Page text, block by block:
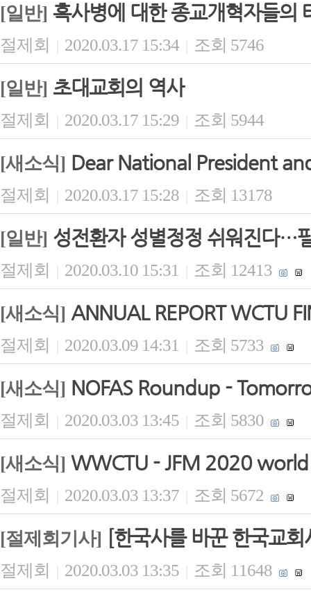
[일반] 흑사병에 대한 종교개혁자들의
절제회 | 2020.03.17 15:34 | 조회 5746
[일반] 초대교회의 역사
절제회 | 2020.03.17 15:29 | 조회 5944
[새소식] Dear National President
절제회 | 2020.03.17 15:28 | 조회 13178
[일반] 성전환자 성별정정 쉬워진다…
절제회 | 2020.03.10 15:31 | 조회 12413
[새소식] ANNUAL REPORT WCTU
절제회 | 2020.03.09 14:31 | 조회 5733
[새소식] NOFAS Roundup -
절제회 | 2020.03.03 13:45 | 조회 5830
[새소식] WWCTU - JFM 2020
절제회 | 2020.03.03 13:37 | 조회 5672
[절제회기사] [한국사를 바꾼 한국교
절제회 | 2020.03.03 13:35 | 조회 11648